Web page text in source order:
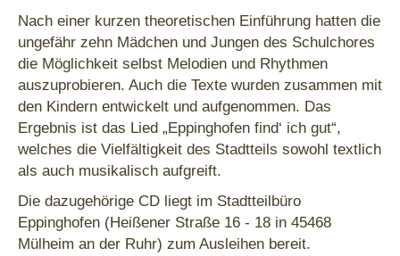
Nach einer kurzen theoretischen Einführung hatten die
ungefähr zehn Mädchen und Jungen des Schulchores
die Möglichkeit selbst Melodien und Rhythmen
auszuprobieren. Auch die Texte wurden zusammen mit
den Kindern entwickelt und aufgenommen. Das
Ergebnis ist das Lied „Eppinghofen find‘ ich gut“,
welches die Vielfältigkeit des Stadtteils sowohl textlich
als auch musikalisch aufgreift.
Die dazugehörige CD liegt im Stadtteilbüro
Eppinghofen (Heißener Straße 16 - 18 in 45468
Mülheim an der Ruhr) zum Ausleihen bereit.